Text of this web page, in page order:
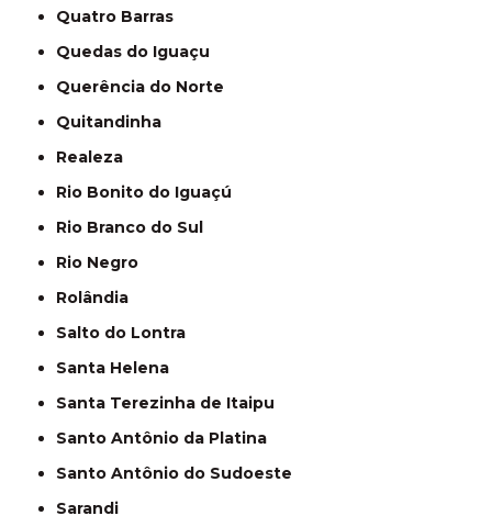
Quatro Barras
Quedas do Iguaçu
Querência do Norte
Quitandinha
Realeza
Rio Bonito do Iguaçú
Rio Branco do Sul
Rio Negro
Rolândia
Salto do Lontra
Santa Helena
Santa Terezinha de Itaipu
Santo Antônio da Platina
Santo Antônio do Sudoeste
Sarandi